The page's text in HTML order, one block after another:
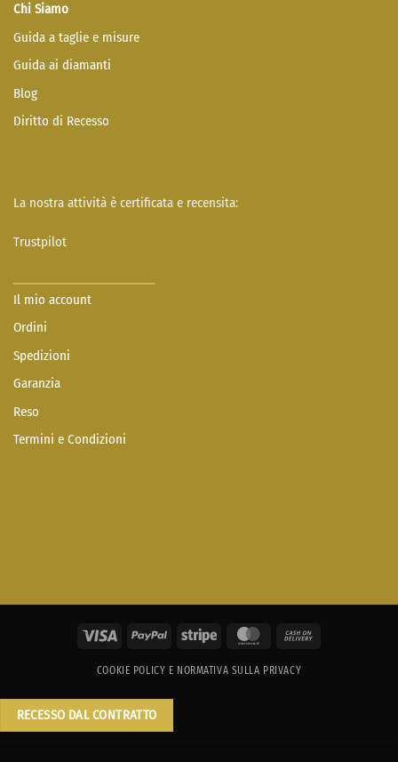
Chi Siamo
Guida a taglie e misure
Guida ai diamanti
Blog
Diritto di Recesso
La nostra attività è certificata e recensita:
Trustpilot
Il mio account
Ordini
Spedizioni
Garanzia
Reso
Termini e Condizioni
Visa PayPal Stripe MasterCard
COOKIE POLICY E NORMATIVA SULLA PRIVACY
RECESSO DAL CONTRATTO